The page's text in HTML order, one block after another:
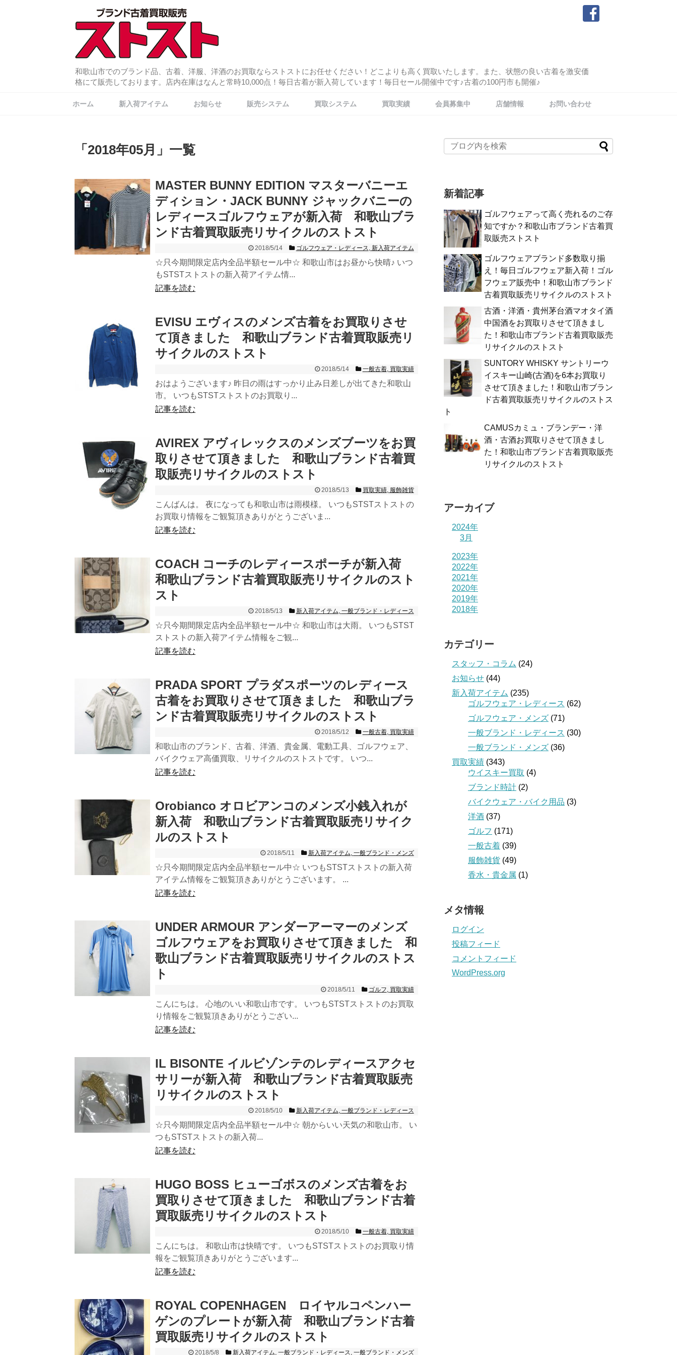
和歌山市でのブランド品、古着、洋服、洋酒のお買取ならストストにお任せください！どこよりも高く買取いたします。また、状態の良い古着を激安価
格にて販売しております。店内在庫はなんと常時10,000点！毎日古着が新入荷しています！毎日セール開催中です♪古着の100円市も開催♪
ホーム 新入荷アイテム お知らせ 販売システム 買取システム 買取実績 会員募集中 店舗情報 お問い合わせ
「 2018年05月 」 一覧
MASTER BUNNY EDITION マスターバニーエ
ディション・JACK BUNNY ジャックバニーの
レディースゴルフウェアが新入荷 和歌山ブラ
ンド古着買取販売リサイクルのストスト
2018/5/14 ゴルフウェア・レディース, 新入荷アイテム
☆只今期間限定店内全品半額セール中☆ 和歌山市はお昼から快晴♪ いつ
もSTSTストストの新入荷アイテム情...
記事を読む
EVISU エヴィスのメンズ古着をお買取りさせ
て頂きました 和歌山ブランド古着買取販売リ
サイクルのストスト
2018/5/14 一般古着, 買取実績
おはようございます♪ 昨日の雨はすっかり止み日差しが出てきた和歌山
市。 いつもSTSTストストのお買取り...
記事を読む
AVIREX アヴィレックスのメンズブーツをお買
取りさせて頂きました 和歌山ブランド古着買
取販売リサイクルのストスト
2018/5/13 買取実績, 服飾雑貨
こんばんは。 夜になっても和歌山市は雨模様。 いつもSTSTストストの
お買取り情報をご観覧頂きありがとうございま...
記事を読む
COACH コーチのレディースポーチが新入荷
和歌山ブランド古着買取販売リサイクルのスト
スト
2018/5/13 新入荷アイテム, 一般ブランド・レディース
☆只今期間限定店内全品半額セール中☆ 和歌山市は大雨。 いつもSTST
ストストの新入荷アイテム情報をご観...
記事を読む
PRADA SPORT プラダスポーツのレディース
古着をお買取りさせて頂きました 和歌山ブラ
ンド古着買取販売リサイクルのストスト
2018/5/12 一般古着, 買取実績
和歌山市のブランド、古着、洋酒、貴金属、電動工具、ゴルフウェア、
バイクウェア高価買取、リサイクルのストストです。 いつ...
記事を読む
Orobianco オロビアンコのメンズ小銭入れが
新入荷 和歌山ブランド古着買取販売リサイク
ルのストスト
2018/5/11 新入荷アイテム, 一般ブランド・メンズ
☆只今期間限定店内全品半額セール中☆ いつもSTSTストストの新入荷
アイテム情報をご観覧頂きありがとうございます。 ...
記事を読む
UNDER ARMOUR アンダーアーマーのメンズ
ゴルフウェアをお買取りさせて頂きました 和
歌山ブランド古着買取販売リサイクルのストス
ト
2018/5/11 ゴルフ, 買取実績
こんにちは。 心地のいい和歌山市です。 いつもSTSTストストのお買取
り情報をご観覧頂きありがとうござい...
記事を読む
IL BISONTE イルビゾンテのレディースアクセ
サリーが新入荷 和歌山ブランド古着買取販売
リサイクルのストスト
2018/5/10 新入荷アイテム, 一般ブランド・レディース
☆只今期間限定店内全品半額セール中☆ 朝からいい天気の和歌山市。 い
つもSTSTストストの新入荷...
記事を読む
HUGO BOSS ヒューゴボスのメンズ古着をお
買取りさせて頂きました 和歌山ブランド古着
買取販売リサイクルのストスト
2018/5/10 一般古着, 買取実績
こんにちは。 和歌山市は快晴です。 いつもSTSTストストのお買取り情
報をご観覧頂きありがとうございます...
記事を読む
ROYAL COPENHAGEN ロイヤルコペンハー
ゲンのプレートが新入荷 和歌山ブランド古着
買取販売リサイクルのストスト
2018/5/8 新入荷アイテム, 一般ブランド・レディース, 一般ブランド・メンズ
新着記事
ゴルフウェアって高く売れるのご存
知ですか？和歌山市ブランド古着買
取販売ストスト
ゴルフウェアブランド多数取り揃
え！毎日ゴルフウェア新入荷！ゴル
フウェア販売中！和歌山市ブランド
古着買取販売リサイクルのストスト
古酒・洋酒・貴州茅台酒マオタイ酒
中国酒をお買取りさせて頂きまし
た！和歌山市ブランド古着買取販売
リサイクルのストスト
SUNTORY WHISKY サントリーウ
イスキー山崎(古酒)を6本お買取り
させて頂きました！和歌山市ブラン
ド古着買取販売リサイクルのストス
ト
CAMUSカミュ・ブランデー・洋
酒・古酒お買取りさせて頂きまし
た！和歌山市ブランド古着買取販売
リサイクルのストスト
アーカイブ
2024年
3月
2023年
2022年
2021年
2020年
2019年
2018年
カテゴリー
スタッフ・コラム (24)
お知らせ (44)
新入荷アイテム (235)
ゴルフウェア・レディース (62)
ゴルフウェア・メンズ (71)
一般ブランド・レディース (30)
一般ブランド・メンズ (36)
買取実績 (343)
ウイスキー買取 (4)
ブランド時計 (2)
バイクウェア・バイク用品 (3)
洋酒 (37)
ゴルフ (171)
一般古着 (39)
服飾雑貨 (49)
香水・貴金属 (1)
メタ情報
ログイン
投稿フィード
コメントフィード
WordPress.org